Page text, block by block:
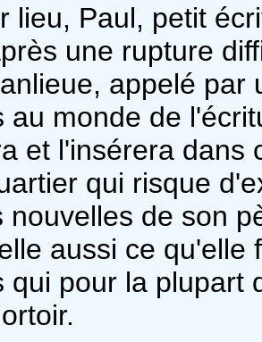
lieu, Paul, petit
une rupture
appelé
au monde de
et l'insérera dans
qui risque
nouvelles de son
aussi ce qu'elle
qui pour la plupart